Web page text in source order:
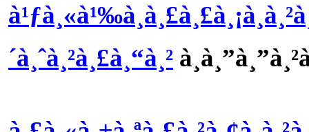
´à¸ˆà¸²à¸£à¸“à¸²